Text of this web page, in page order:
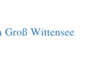
Groß Wittensee